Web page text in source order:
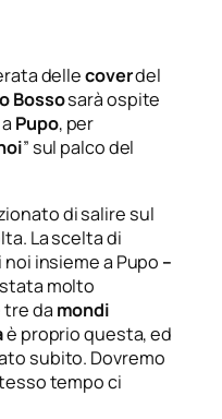
dellecoverdel
Bossosarà ospite
Pupo, per
” sul palco del
di salire sul
La scelta di
insieme a Pupo –
molto
da mondi
è proprio questa, ed
subito. Dovremo
tempo ci